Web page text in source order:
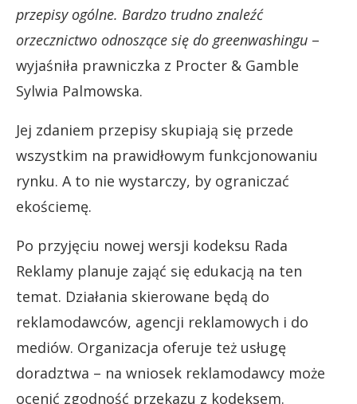
przepisy ogólne. Bardzo trudno znaleźć
orzecznictwo odnoszące się do greenwashingu –
wyjaśniła prawniczka z Procter & Gamble
Sylwia Palmowska.
Jej zdaniem przepisy skupiają się przede
wszystkim na prawidłowym funkcjonowaniu
rynku. A to nie wystarczy, by ograniczać
ekościemę.
Po przyjęciu nowej wersji kodeksu Rada
Reklamy planuje zająć się edukacją na ten
temat. Działania skierowane będą do
reklamodawców, agencji reklamowych i do
mediów. Organizacja oferuje też usługę
doradztwa – na wniosek reklamodawcy może
ocenić zgodność przekazu z kodeksem.